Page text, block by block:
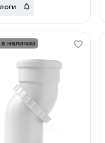
наличии